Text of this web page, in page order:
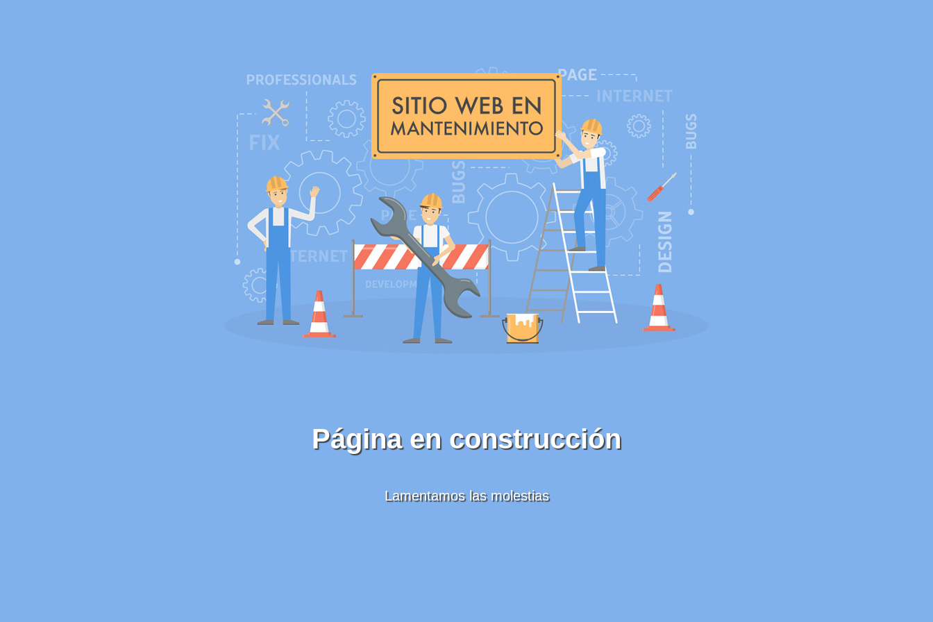
Página en construcción
Lamentamos las molestias